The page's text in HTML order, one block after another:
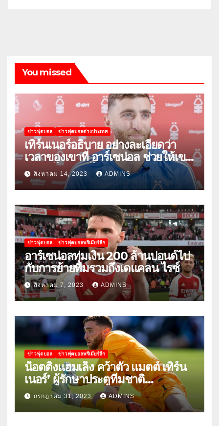
You missed
ข่าวฟุตบอล ข่าวฟุตบอลต่างประเทศ
เทิร์นเนอร์อธิบาย อย่างละเอียดว่า
เวลาของเขาที่ อาร์เซน่อล ช่วยให้เขา
พัฒนาได้อย่างไร
สิงหาคม 14, 2023 ADMINS
ข่าวฟุตบอล ข่าวฟุตบอลพรีเมียร์ลีก
อาร์เซน่อลทุ่มเงิน 200 ล้านปอนด์ไป
กับการย้ายทีมรวมถึงเดแคลน ไรซ์
สิงหาคม 7, 2023 ADMINS
ข่าวฟุตบอล ข่าวฟุตบอลพรีเมียร์ลีก
น็อตติ้งแฮมเล็ง คว้าตัว แมตต์ เทิร์น
เนอร์’ ผู้รักษาประตูทีมชาติ
สหรัฐอเมริกา
กรกฎาคม 31, 2023 ADMINS